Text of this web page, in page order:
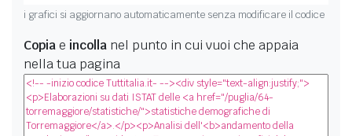
i grafici si aggiornano automaticamente senza modificare il codice
Copiae incolla nel punto in cui vuoi che appaia
nella tua pagina